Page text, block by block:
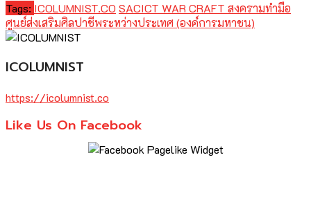
Tags: ICOLUMNIST.CO SACICT WAR CRAFT สงครามทำมือ
ศูนย์ส่งเสริมศิลปาชีพระหว่างประเทศ (องค์การมหาชน)
ICOLUMNIST
https://icolumnist.co
Like Us On Facebook